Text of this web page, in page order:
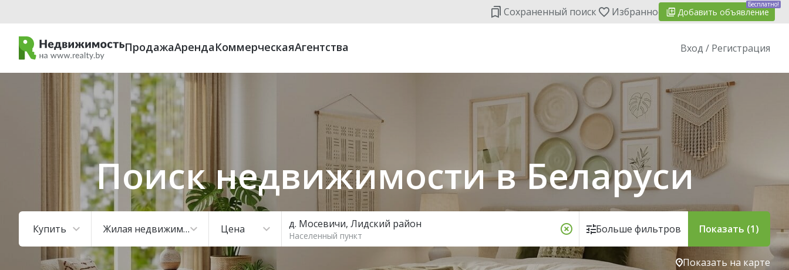
Сохраненный поиск Избранное Добавить объявление
Бесплатно!
ПродажаАрендаКоммерческаяАгентства Вход / Регистрация
Поиск недвижимости в Беларуси
Купить Жилая недвижимость Цена д. Мосевичи, Лидский район
Населенный пункт Больше фильтров Показать (1)
Показать на карте